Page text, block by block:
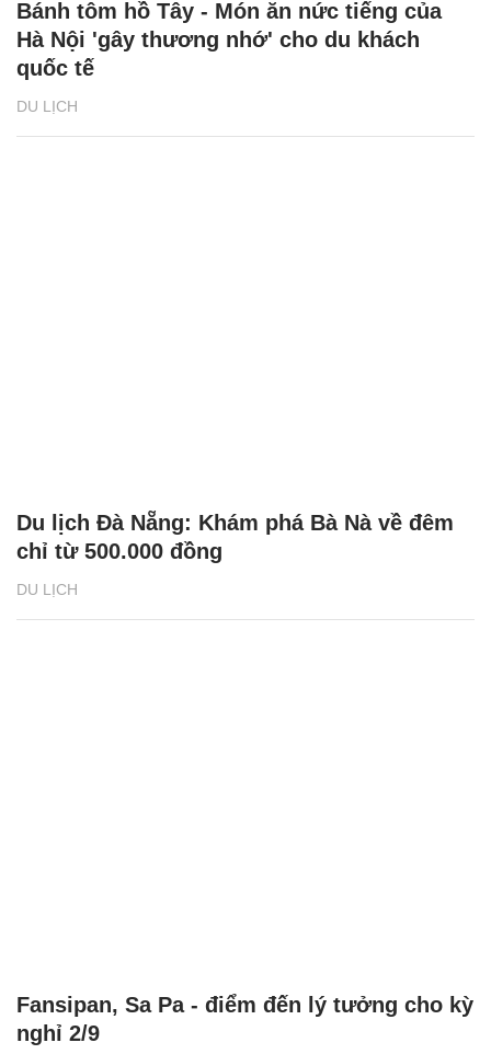
DU LỊCH
Bánh tôm hồ Tây - Món ăn nức tiếng của
Hà Nội 'gây thương nhớ' cho du khách
quốc tế
DU LỊCH
Du lịch Đà Nẵng: Khám phá Bà Nà về đêm
chỉ từ 500.000 đồng
Fansipan, Sa Pa - điểm đến lý tưởng cho kỳ
nghỉ 2/9